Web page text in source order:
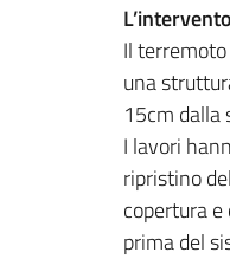
L’intervento
Il
una
15cm dalla
I lavori
ripristino
copertura
prima del